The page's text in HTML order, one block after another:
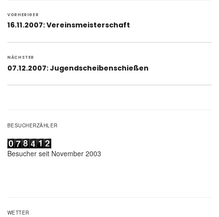
Beitragsnavigation
VORHERIGER
Vorheriger
16.11.2007: Vereinsmeisterschaft
NÄCHSTER
Nächster
07.12.2007: Jugendscheibenschießen
BESUCHERZÄHLER
Besucher seit November 2003
WETTER